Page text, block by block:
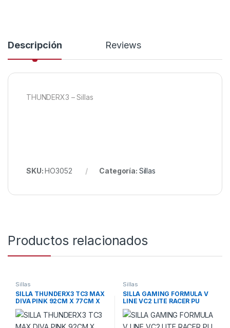
Descripción Reviews
THUNDERX3 – Sillas
SKU:HO3052 Categoría: Sillas
Productos relacionados
Sillas
SILLA THUNDERX3 TC3 MAX
DIVA PINK 92CM X 77CM X
33CM TEGC-204510D.D1
ROSA / AZUL / NEGRO
Sillas
SILLA GAMING FORMULA V
LINE VC2 LITE RACER PU
4711401664994 BLANCO